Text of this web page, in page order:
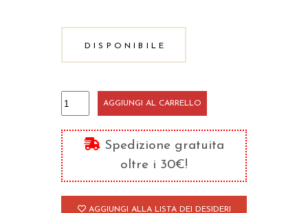
DISPONIBILE
Della
natural
costituzione
della
società
civile
AGGIUNGI AL CARRELLO
Spedizione gratuita
oltre i 30€!
AGGIUNGI ALLA LISTA DEI DESIDERI